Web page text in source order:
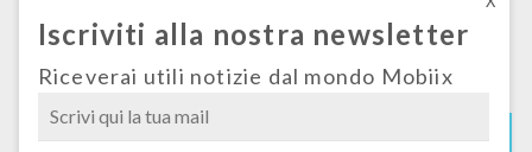
Condizioni generali di fornitura
Privacy
Iscriviti alla nostra newsletter
Riceverai utili notizie dal mondo Mobiix